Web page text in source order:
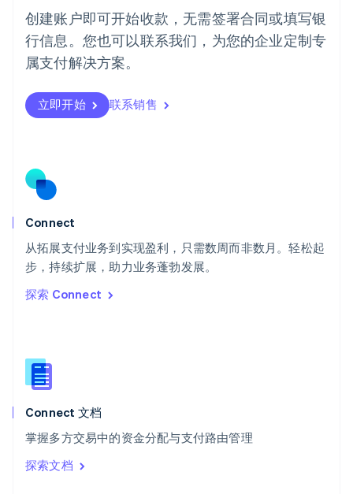
创建账户即可开始收款，无需签署合同或填写银
行信息。您也可以联系我们，为您的企业定制专
属支付解决方案。
立即开始 联系销售
Connect
从拓展支付业务到实现盈利，只需数周而非数月。轻松起
步，持续扩展，助力业务蓬勃发展。
探索 Connect
Connect 文档
掌握多方交易中的资金分配与支付路由管理
探索文档
葡萄牙
Português English
日本
日本語English
瑞典
瑞士
DeutschFrançais
English
斯洛文尼亚
泰国
ไทยEnglish
希腊
English
西班牙
新西兰
English
匈牙利
English
ItalianoEnglish
印度
English